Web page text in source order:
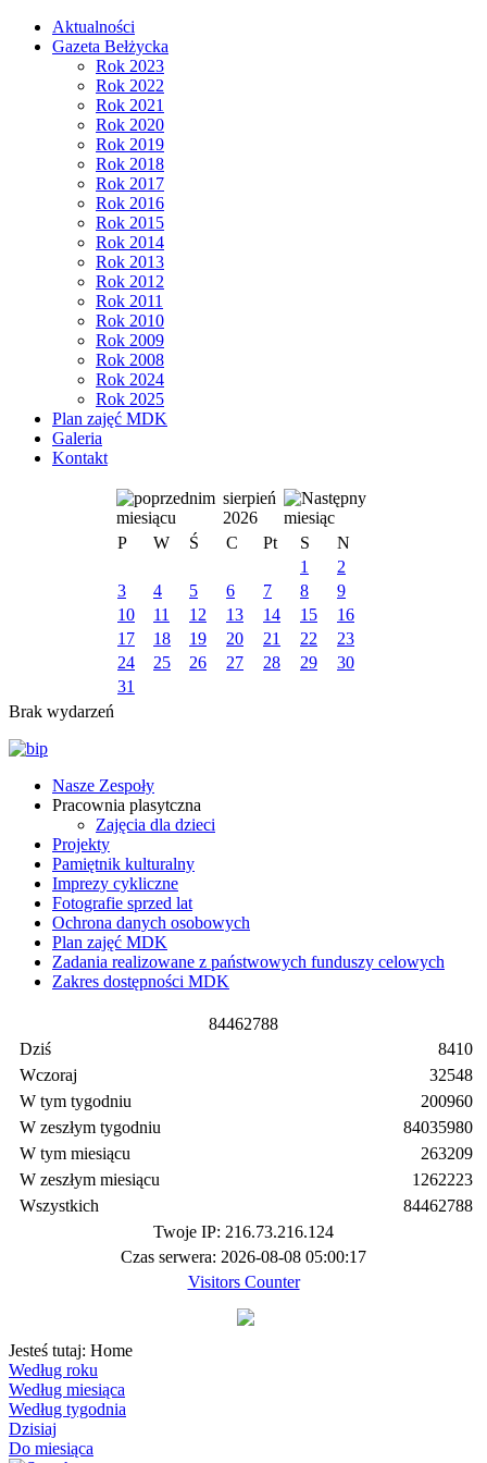
Aktualności
Gazeta Bełżycka
Rok 2023
Rok 2022
Rok 2021
Rok 2020
Rok 2019
Rok 2018
Rok 2017
Rok 2016
Rok 2015
Rok 2014
Rok 2013
Rok 2012
Rok 2011
Rok 2010
Rok 2009
Rok 2008
Rok 2024
Rok 2025
Plan zajęć MDK
Galeria
Kontakt
sierpień
2026
P
W Ś C Pt S
N
1
2
3
4 5 6 7 8
9
10
11 12 13 14 15
16
17
18 19 20 21 22
23
24
25 26 27 28 29
30
31
Brak wydarzeń
Nasze Zespoły
Pracownia plasytczna
Zajęcia dla dzieci
Projekty
Pamiętnik kulturalny
Imprezy cykliczne
Fotografie sprzed lat
Ochrona danych osobowych
Plan zajęć MDK
Zadania realizowane z państwowych funduszy celowych
Zakres dostępności MDK
84462788
Dziś
Wczoraj
W tym tygodniu
W zeszłym tygodniu
W tym miesiącu
W zeszłym miesiącu
Wszystkich
8410
32548
200960
84035980
263209
1262223
84462788
Twoje IP: 216.73.216.124
Czas serwera: 2026-08-08 05:00:17
Visitors Counter
Jesteś tutaj: Home
Według roku
Według miesiąca
Według tygodnia
Dzisiaj
Do miesiąca